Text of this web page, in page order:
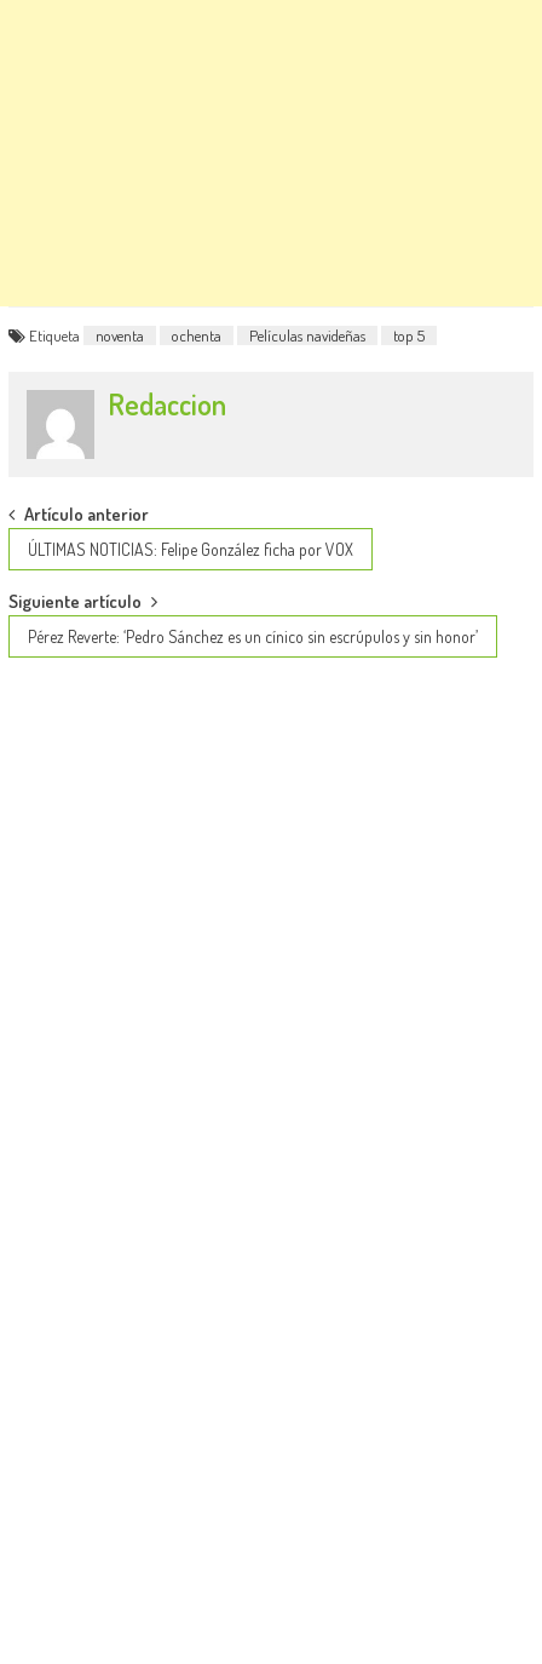
Etiqueta noventa ochenta Películas navideñas top 5
Redaccion
Post
navigation
Artículo anterior
ÚLTIMAS NOTICIAS: Felipe González ficha por VOX
Siguiente artículo
Pérez Reverte: ‘Pedro Sánchez es un cínico sin escrúpulos y sin honor’